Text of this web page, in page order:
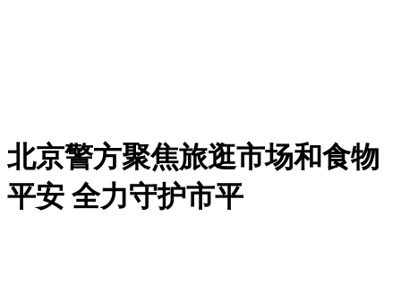
北京警方聚焦旅逛市场和食物
平安 全力守护市平